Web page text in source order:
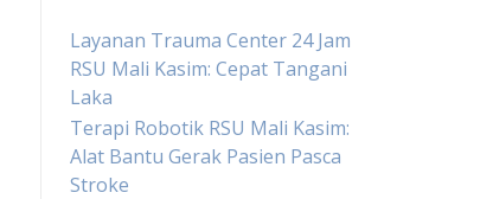
Layanan Trauma Center 24 Jam
RSU Mali Kasim: Cepat Tangani
Laka
Terapi Robotik RSU Mali Kasim:
Alat Bantu Gerak Pasien Pasca
Stroke